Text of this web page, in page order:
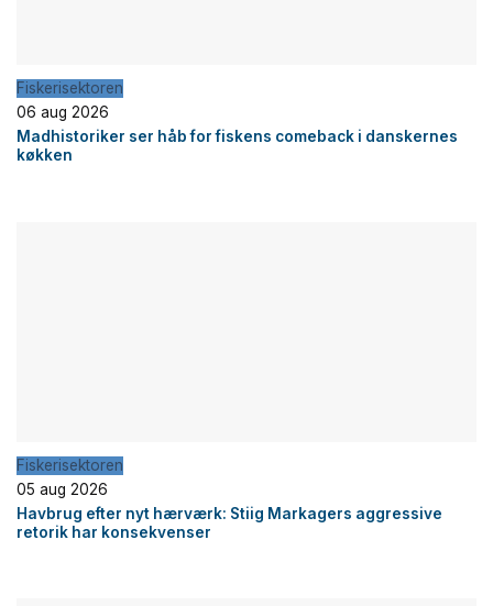
Fiskerisektoren
06 aug 2026
Madhistoriker ser håb for fiskens comeback i danskernes
køkken
Fiskerisektoren
05 aug 2026
Havbrug efter nyt hærværk: Stiig Markagers aggressive
retorik har konsekvenser